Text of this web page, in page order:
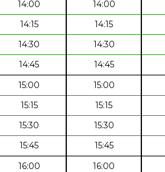
14:00
14:00
14:15
14:15
14:30
14:30
14:45
14:45
15:00
15:00
15:15
15:15
15:30
15:30
15:45
15:45
16:00
16:00